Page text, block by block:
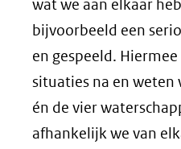
wat we aan elkaar
bijvoorbeeld een
en gespeeld.
situaties na en weten
én de vier
afhankelijk we van